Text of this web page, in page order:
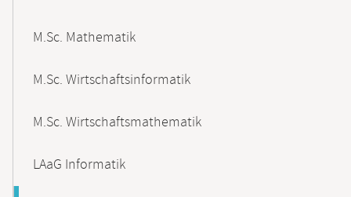
M.Sc. Mathematik
M.Sc. Wirtschaftsinformatik
M.Sc. Wirtschaftsmathematik
LAaG Informatik